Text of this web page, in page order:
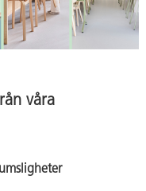
våra